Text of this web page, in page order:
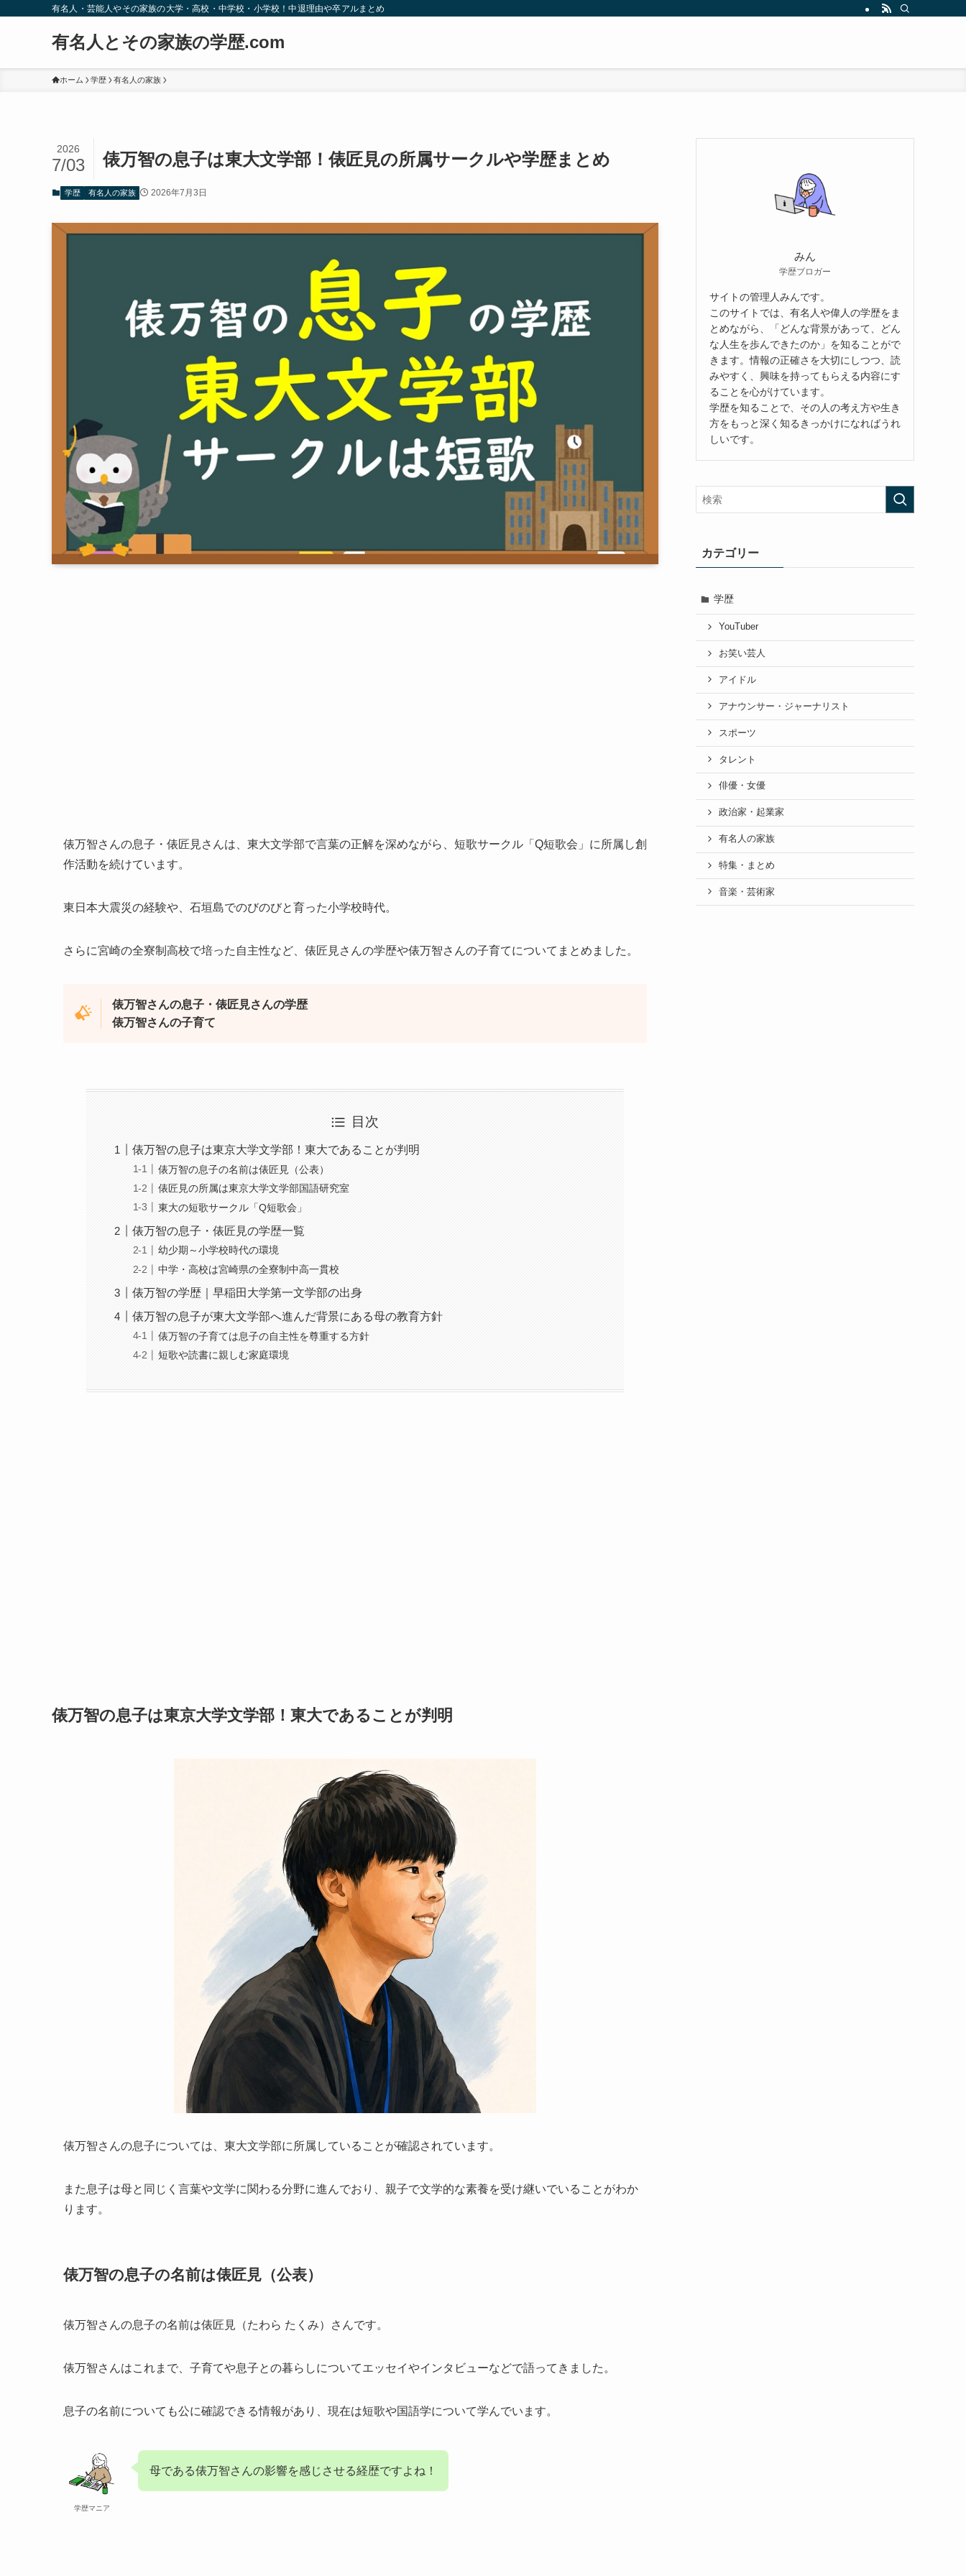
有名人・芸能人やその家族の大学・高校・中学校・小学校！中退理由や卒アルまとめ
有名人とその家族の学歴.com
ホーム 学歴 有名人の家族
俵万智の息子は東大文学部！俵匠見の所属サークルや学歴まとめ
2026
7/03
学歴 有名人の家族 2026年7月3日
俵万智さんの息子・俵匠見さんは、東大文学部で言葉の正解を深めながら、短歌サークル「Q短歌会」に所属し創
作活動を続けています。
東日本大震災の経験や、石垣島でのびのびと育った小学校時代。
さらに宮崎の全寮制高校で培った自主性など、俵匠見さんの学歴や俵万智さんの子育てについてまとめました。
俵万智さんの息子・俵匠見さんの学歴
俵万智さんの子育て
目次
俵万智の息子は東京大学文学部！東大であることが判明
俵万智の息子の名前は俵匠見（公表）
俵匠見の所属は東京大学文学部国語研究室
東大の短歌サークル「Q短歌会」
俵万智の息子・俵匠見の学歴一覧
幼少期～小学校時代の環境
中学・高校は宮崎県の全寮制中高一貫校
俵万智の学歴｜早稲田大学第一文学部の出身
俵万智の息子が東大文学部へ進んだ背景にある母の教育方針
俵万智の子育ては息子の自主性を尊重する方針
短歌や読書に親しむ家庭環境
俵万智の息子は東京大学文学部！東大であることが判明
俵万智さんの息子については、東大文学部に所属していることが確認されています。
また息子は母と同じく言葉や文学に関わる分野に進んでおり、親子で文学的な素養を受け継いでいることがわか
ります。
俵万智の息子の名前は俵匠見（公表）
俵万智さんの息子の名前は俵匠見（たわら たくみ）さんです。
俵万智さんはこれまで、子育てや息子との暮らしについてエッセイやインタビューなどで語ってきました。
息子の名前についても公に確認できる情報があり、現在は短歌や国語学について学んでいます。
学歴マニア
母である俵万智さんの影響を感じさせる経歴ですよね！
みん
学歴ブロガー
サイトの管理人みんです。
このサイトでは、有名人や偉人の学歴をま
とめながら、「どんな背景があって、どん
な人生を歩んできたのか」を知ることがで
きます。情報の正確さを大切にしつつ、読
みやすく、興味を持ってもらえる内容にす
ることを心がけています。
学歴を知ることで、その人の考え方や生き
方をもっと深く知るきっかけになればうれ
しいです。
カテゴリー
学歴
YouTuber
お笑い芸人
アイドル
アナウンサー・ジャーナリスト
スポーツ
タレント
俳優・女優
政治家・起業家
有名人の家族
特集・まとめ
音楽・芸術家